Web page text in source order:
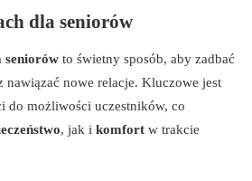
dla seniorów
seniorów to świetny sposób, aby zadbać
nowe relacje. Kluczowe jest
do możliwości uczestników, co
, jak i komfort w trakcie